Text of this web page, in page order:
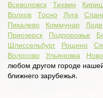
Всеволожск Тихвин
Волхов Тосно Луга
Пикалево
Коммунар
Приозерск
Подпорожье
Шлиссельбург
Рощино
Волосово Ульяновка
любом другом городе
ближнего зарубежья.